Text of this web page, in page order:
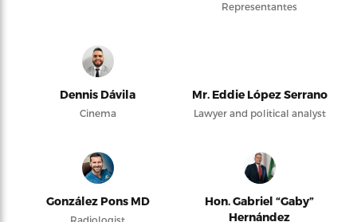
Representantes
Dennis Dávila
Cinema
Mr. Eddie López Serrano
Lawyer and political analyst
González Pons MD
Radiologist
Hon. Gabriel “Gaby”
Hernández